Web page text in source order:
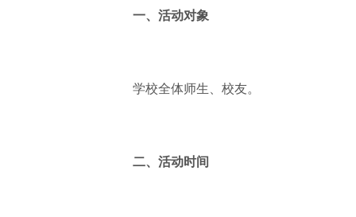
一、活动对象
学校全体师生、校友。
二、活动时间